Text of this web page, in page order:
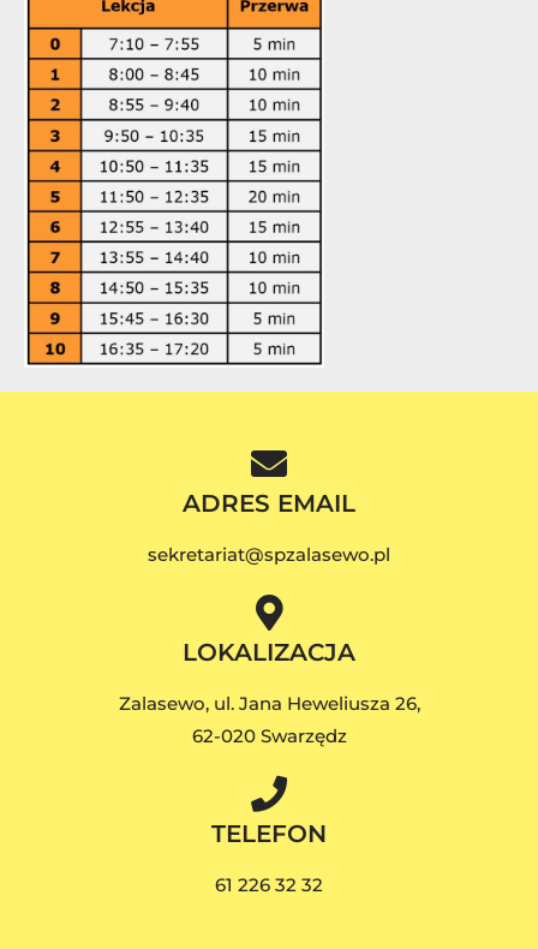
ADRES EMAIL
sekretariat@spzalasewo.pl
LOKALIZACJA
Zalasewo, ul. Jana Heweliusza 26,
62-020 Swarzędz
TELEFON
61 226 32 32